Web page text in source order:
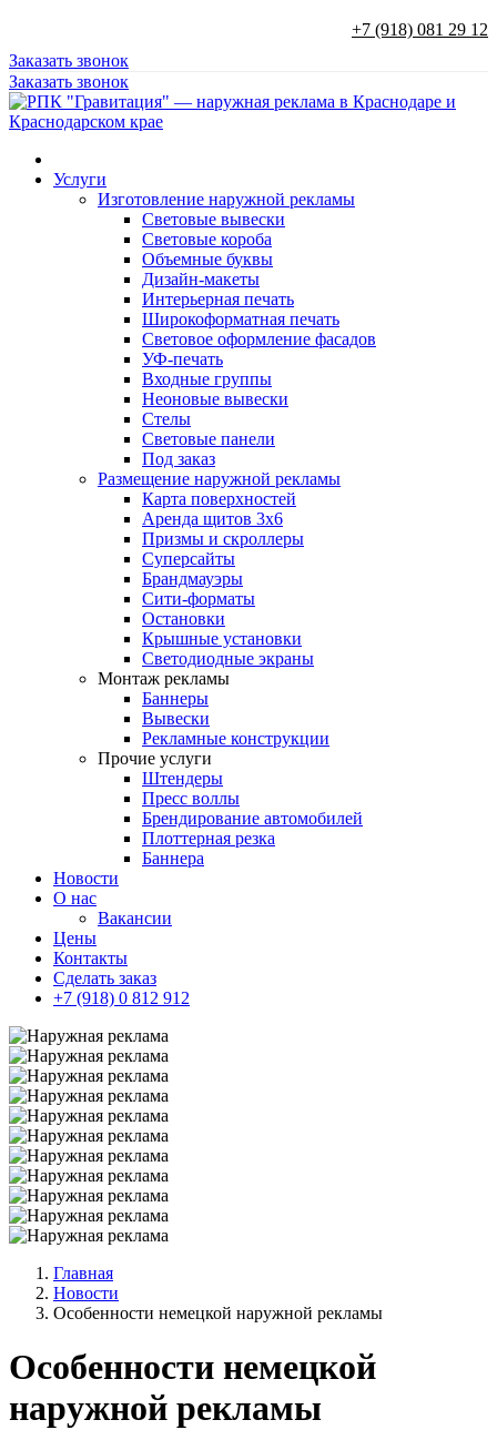
+7 (918) 081 29 12
Заказать звонок
Заказать звонок
Услуги
Изготовление наружной рекламы
Световые вывески
Световые короба
Объемные буквы
Дизайн-макеты
Интерьерная печать
Широкоформатная печать
Световое оформление фасадов
УФ-печать
Входные группы
Неоновые вывески
Стелы
Световые панели
Под заказ
Размещение наружной рекламы
Карта поверхностей
Аренда щитов 3х6
Призмы и скроллеры
Суперсайты
Брандмауэры
Сити-форматы
Остановки
Крышные установки
Светодиодные экраны
Монтаж рекламы
Баннеры
Вывески
Рекламные конструкции
Прочие услуги
Штендеры
Пресс воллы
Брендирование автомобилей
Плоттерная резка
Баннера
Новости
О нас
Вакансии
Цены
Контакты
Сделать заказ
+7 (918) 0 812 912
Главная
Новости
Особенности немецкой наружной рекламы
Особенности немецкой
наружной рекламы